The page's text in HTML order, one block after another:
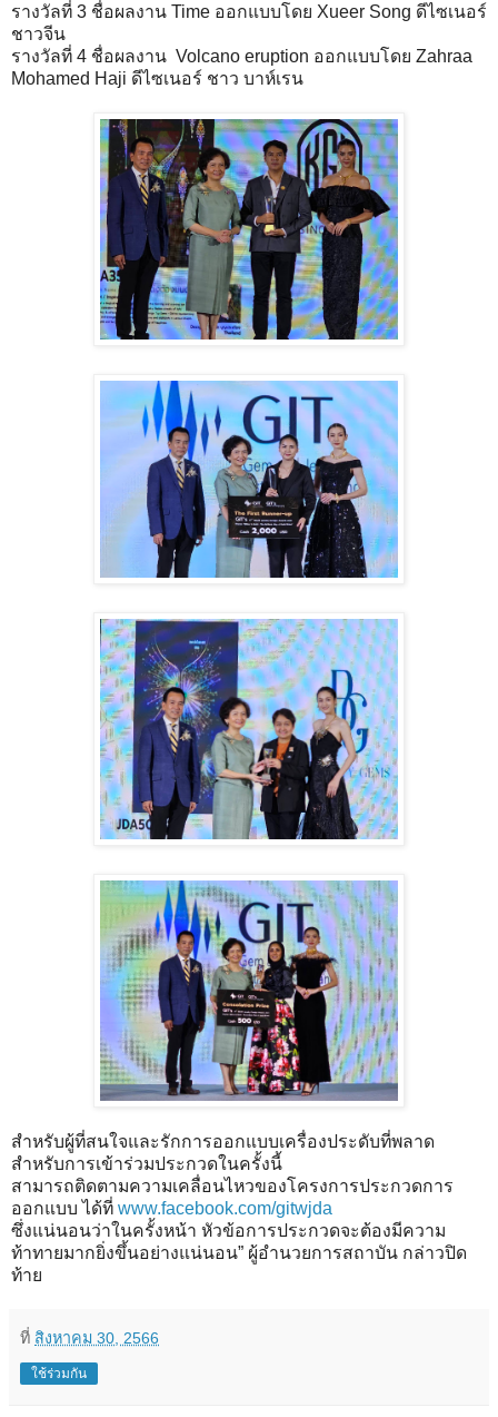
รางวัลที่ 3 ชื่อผลงาน Time ออกแบบโดย Xueer Song ดีไซเนอร์
ชาวจีน
รางวัลที่ 4 ชื่อผลงาน Volcano eruption ออกแบบโดย Zahraa
Mohamed Haji ดีไซเนอร์ ชาว บาห์เรน
สำหรับผู้ที่สนใจและรักการออกแบบเครื่องประดับที่พลาด
สำหรับการเข้าร่วมประกวดในครั้งนี้
สามารถติดตามความเคลื่อนไหวของโครงการประกวดการ
ออกแบบ ได้ที่ www.facebook.com/gitwjda
ซึ่งแน่นอนว่าในครั้งหน้า หัวข้อการประกวดจะต้องมีความ
ท้าทายมากยิ่งขึ้นอย่างแน่นอน” ผู้อำนวยการสถาบัน กล่าวปิด
ท้าย
ที่ สิงหาคม 30, 2566
ใช้ร่วมกัน